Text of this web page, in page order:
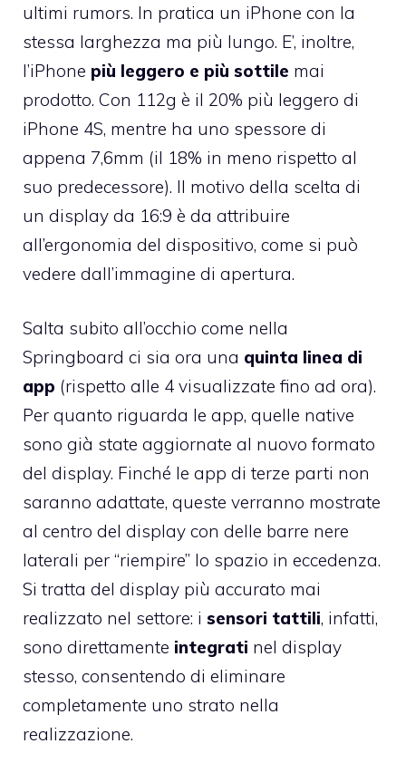
ultimi rumors. In pratica un iPhone con la
stessa larghezza ma più lungo. E’, inoltre,
l’iPhone più leggero e più sottile mai
prodotto. Con 112g è il 20% più leggero di
iPhone 4S, mentre ha uno spessore di
appena 7,6mm (il 18% in meno rispetto al
suo predecessore). Il motivo della scelta di
un display da 16:9 è da attribuire
all’ergonomia del dispositivo, come si può
vedere dall’immagine di apertura.
Salta subito all’occhio come nella
Springboard ci sia ora una quinta linea di
app (rispetto alle 4 visualizzate fino ad ora).
Per quanto riguarda le app, quelle native
sono già state aggiornate al nuovo formato
del display. Finché le app di terze parti non
saranno adattate, queste verranno mostrate
al centro del display con delle barre nere
laterali per “riempire” lo spazio in eccedenza.
Si tratta del display più accurato mai
realizzato nel settore: i sensori tattili, infatti,
sono direttamente integrati nel display
stesso, consentendo di eliminare
completamente uno strato nella
realizzazione.